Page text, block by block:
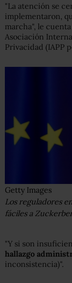
"La atención se
implementaron,
marcha", le
Asociación
Privacidad (IAPP
Getty Images
Los reguladores
fáciles a
"Y si son
hallazgo
inconsistencia)".